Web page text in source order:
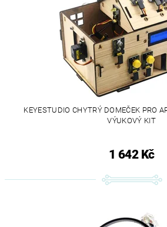
KEYESTUDIO CHYTRÝ DOMEČEK PRO
VÝUKOVÝ KIT
1 642 Kč